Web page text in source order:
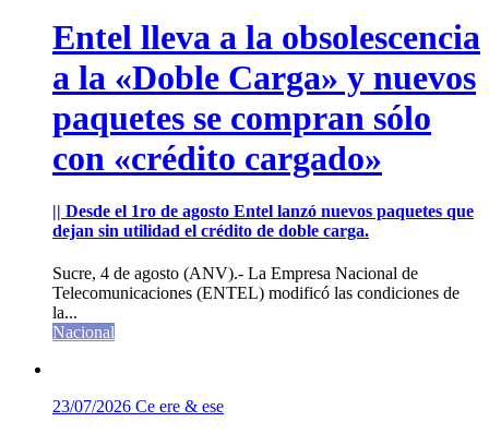
Entel lleva a la obsolescencia
a la «Doble Carga» y nuevos
paquetes se compran sólo
con «crédito cargado»
|| Desde el 1ro de agosto Entel lanzó nuevos paquetes que
dejan sin utilidad el crédito de doble carga.
Sucre, 4 de agosto (ANV).- La Empresa Nacional de
Telecomunicaciones (ENTEL) modificó las condiciones de
la...
Nacional
23/07/2026 Ce ere & ese